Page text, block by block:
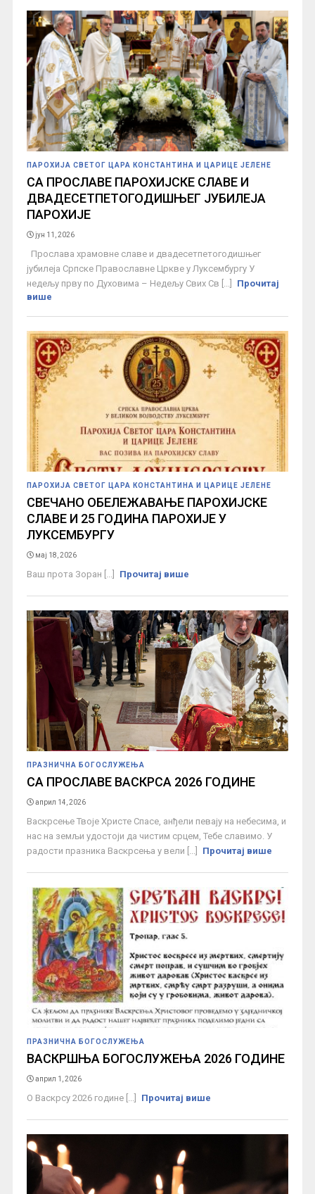
ПАРОХИЈА СВЕТОГ ЦАРА КОНСТАНТИНА И ЦАРИЦЕ ЈЕЛЕНЕ
СА ПРОСЛАВЕ ПАРОХИЈСКЕ СЛАВЕ И
ДВАДЕСЕТПЕТОГОДИШЊЕГ ЈУБИЛЕЈА
ПАРОХИЈЕ
јун 11, 2026
Прослава храмовне славе и двадесетпетогодишњег
јубилеја Српске Православне Цркве у Луксембургу У
недељу прву по Духовима – Недељу Свих Св [...]
Прочитај
више
ПАРОХИЈА СВЕТОГ ЦАРА КОНСТАНТИНА И ЦАРИЦЕ ЈЕЛЕНЕ
СВЕЧАНО ОБЕЛЕЖАВАЊЕ ПАРОХИЈСКЕ
СЛАВЕ И 25 ГОДИНА ПАРОХИЈЕ У
ЛУКСЕМБУРГУ
мај 18, 2026
Ваш прота Зоран [...] Прочитај више
ПРАЗНИЧНА БОГОСЛУЖЕЊА
СА ПРОСЛАВЕ ВАСКРСА 2026 ГОДИНЕ
април 14, 2026
Васкрсење Твоје Христе Спасе, анђели певају на небесима, и
нас на земљи удостоји да чистим срцем, Тебе славимо. У
радости празника Васкрсења у вели [...]
Прочитај више
ПРАЗНИЧНА БОГОСЛУЖЕЊА
ВАСКРШЊА БОГОСЛУЖЕЊА 2026 ГОДИНЕ
април 1, 2026
О Васкрсу 2026 године [...] Прочитај више